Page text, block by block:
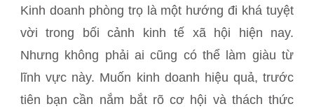
Kinh doanh phòng trọ là một hướng đi khá tuyệt
vời trong bối cảnh kinh tế xã hội hiện nay.
Nhưng không phải ai cũng có thể làm giàu từ
lĩnh vực này. Muốn kinh doanh hiệu quả, trước
tiên bạn cần nắm bắt rõ cơ hội và thách thức